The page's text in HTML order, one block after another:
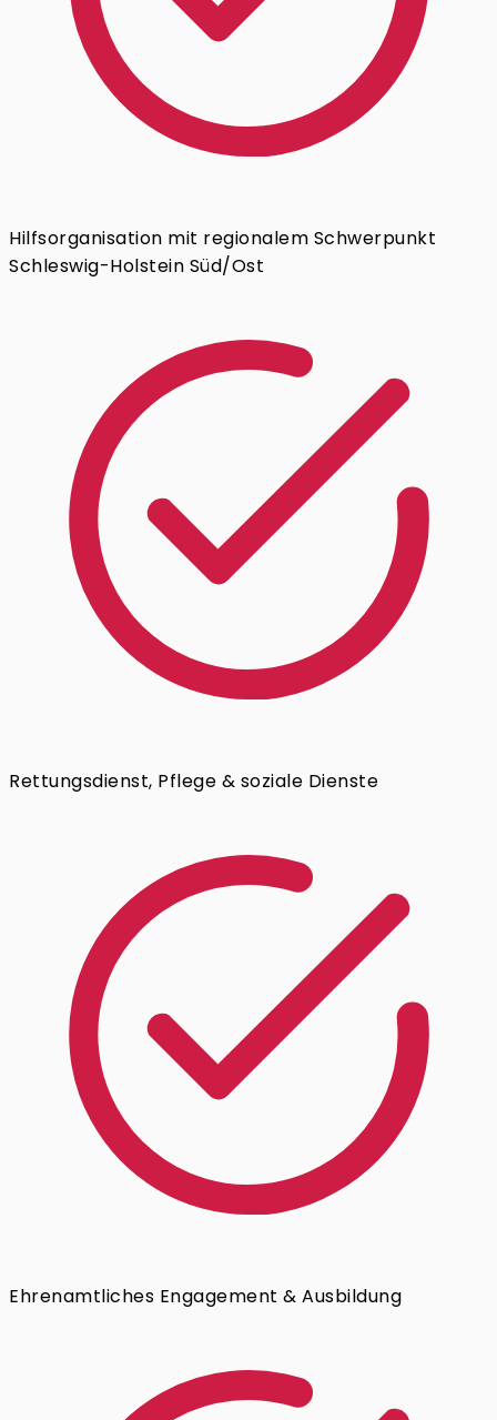
Hilfsorganisation mit regionalem Schwerpunkt
Schleswig-Holstein Süd/Ost
Rettungsdienst, Pflege & soziale Dienste
Ehrenamtliches Engagement & Ausbildung